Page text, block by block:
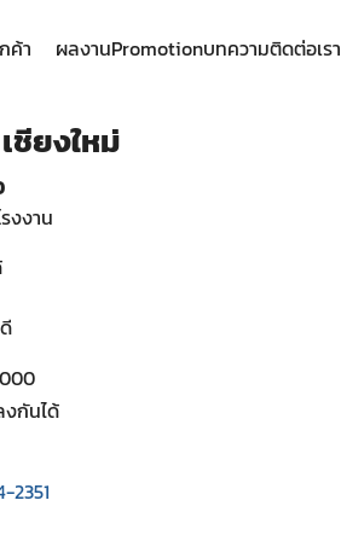
ค้า ผลงานPromotionบทความติดต่อเรา
ชียงใหม่
งงาน
กันได้
2351